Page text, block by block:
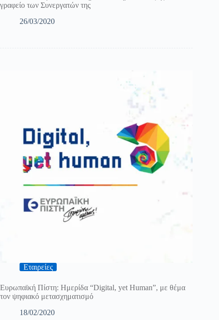
γραφείο των Συνεργατών της
26/03/2020
Εταιρείες
Ευρωπαϊκή Πίστη: Ημερίδα “Digital, yet Human”, με θέμα
τον ψηφιακό μετασχηματισμό
18/02/2020